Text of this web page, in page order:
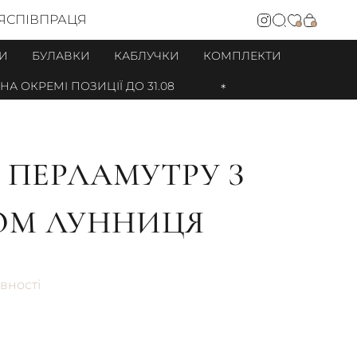
СПІВПРАЦЯ 0 0
БУЛАВКИ КАБЛУЧКИ КОМПЛЕКТИ
ОКРЕМІ ПОЗИЦІЇ ДО 31.08
ПЕРЛАМУТРУ З
ЛУННИЦЯ